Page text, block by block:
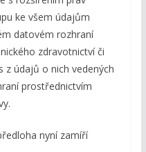
ke všem údajům
datovém rozhraní
zdravotnictví či
z údajů o nich vedených
prostřednictvím
nyní zamíří